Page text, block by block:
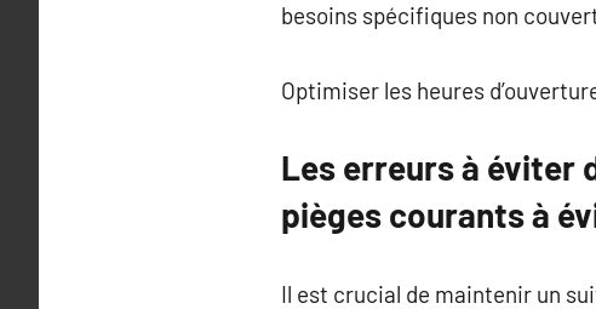
besoins spécifiques non
Optimiser les heures
Les erreurs à éviter
pièges courants à
Il est crucial de maintenir un